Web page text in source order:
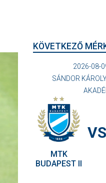
KÖVETKEZŐ
2026-08-
SÁNDOR
MTK
BUDAPEST II
VS